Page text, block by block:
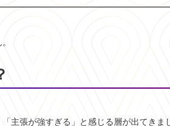
主張が強すぎる」と感じる層が出てきま